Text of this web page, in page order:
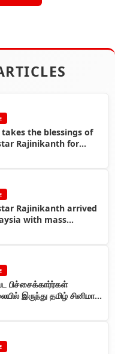
the blessings of
Rajinikanth for
Rajinikanth arrived
with mass
பிச்சைக்கார்ர்கள்
இருந்து தமிழ் சினிமா